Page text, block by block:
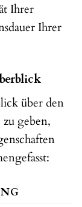
Ihrer
Ihrer
über den
geben,